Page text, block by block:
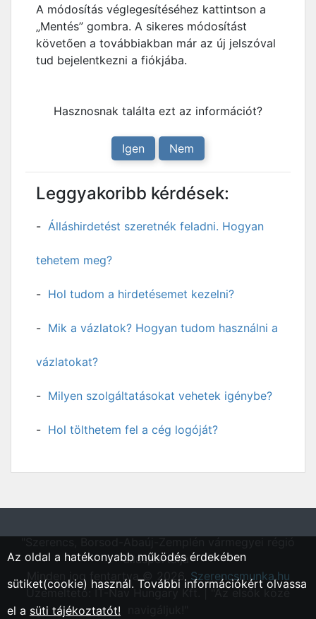
A módosítás véglegesítéséhez kattintson a
„Mentés” gombra. A sikeres módosítást
követően a továbbiakban már az új jelszóval
tud bejelentkezni a fiókjába.
Hasznosnak találta ezt az információt?
Igen Nem
Leggyakoribb kérdések:
Álláshirdetést szeretnék feladni. Hogyan
tehetem meg?
Hol tudom a hirdetésemet kezelni?
Mik a vázlatok? Hogyan tudom használni a
vázlatokat?
Milyen szolgáltatásokat vehetek igénybe?
Hol tölthetem fel a cég logóját?
állásportálja"
Minden jog fentartva © 2026. Szerencsmunka.hu
Üzemeltető: IT-Nav Hungary Kft. | "Az elsők közé
Az oldal a hatékonyabb működés érdekében
sütiket(cookie) használ. További információkért olvassa
el a süti tájékoztatót!